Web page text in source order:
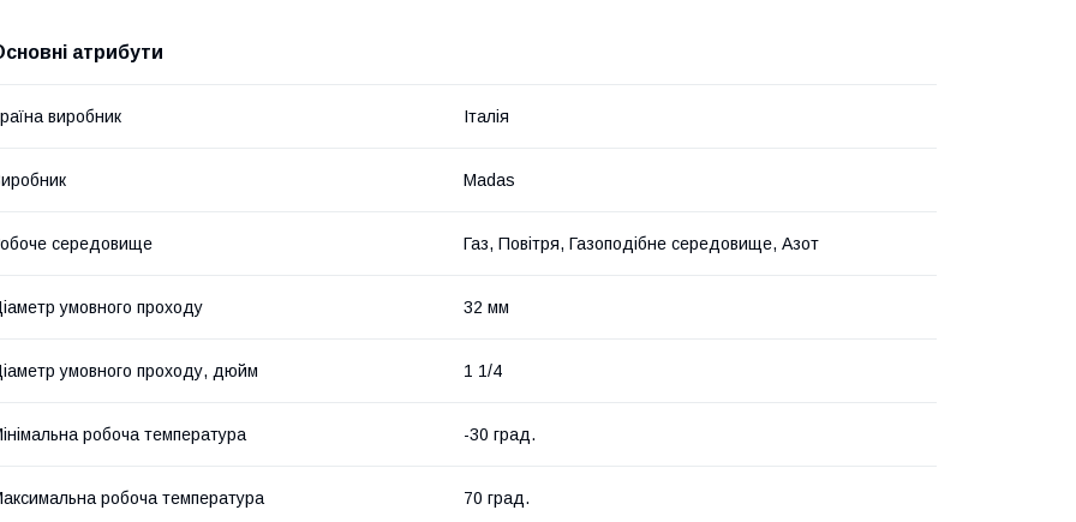
атрибути
виробник Італія
Madas
середовище Газ, Повітря, Газоподібне середовище, Азот
умовного проходу 32 мм
умовного проходу, дюйм 1 1/4
робоча температура -30 град.
робоча температура 70 град.